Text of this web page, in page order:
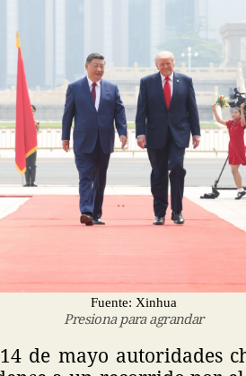
Fuente: Xinhua
Presiona para agrandar
de mayo autoridades